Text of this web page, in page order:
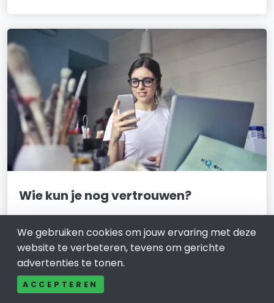
Wie kun je nog vertrouwen?
Ons leven wordt overspoeld met informatie en
meningen. Door de bomen zien we het bos niet meer.
Of het nu gaat over wereldnieuws of politiek,
betrouwbare producten of diensten; het wordt steeds
moeilijker om het kaf van het koren te scheiden. Wat
We gebruiken cookies om jouw ervaring met deze
website te verbeteren, tevens om gerichte
advertenties te tonen.
ACCEPTEREN